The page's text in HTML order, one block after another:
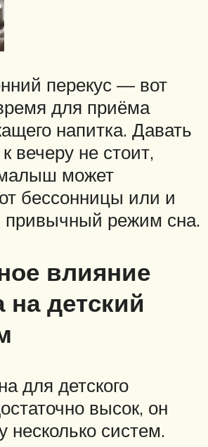
перекус — вот
для приёма
напитка. Давать
вечеру не стоит,
может
бессонницы или и
привычный режим сна.
влияние
детский
для детского
высок, он
несколько систем.